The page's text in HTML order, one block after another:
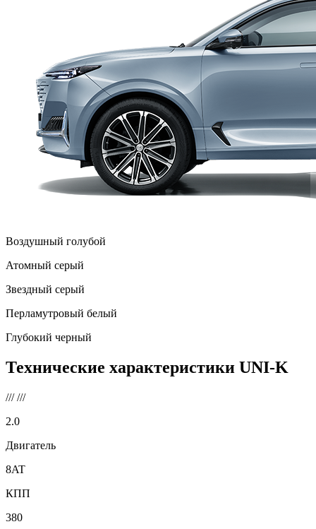
Воздушный голубой
Атомный серый
Звездный серый
Перламутровый белый
Глубокий черный
Технические характеристики UNI-K
/// ///
2.0
Двигатель
8AT
КПП
380